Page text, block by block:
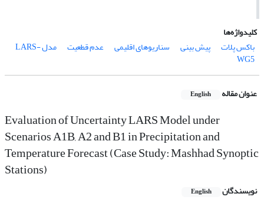
کلیدواژه‌ها
باکس پلات
پیش بینی سناریوهای اقلیمی عدم قطعیت مدل LARS-
WG5
عنوان مقاله English
Evaluation of Uncertainty LARS Model under
Scenarios A1B, A2 and B1 in Precipitation and
Temperature Forecast (Case Study: Mashhad Synoptic
Stations)
نویسندگان English